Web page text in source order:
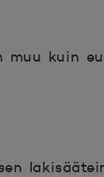
kuin